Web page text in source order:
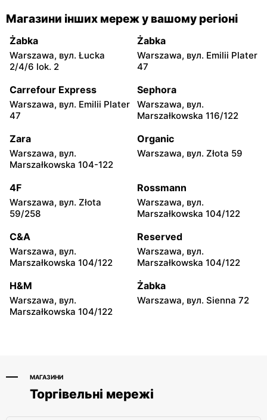
moje sklepy
Gorzyce, вул. Szkolna 44
moje sklepy
Grębów, вул. Wydrza 180
moje sklepy
Jadachy, вул. Jadachy 111
moje sklepy
Jeżowe, вул. Zalesie 77
moje sklepy
Kazimierza Wielka, вул.
Kolejowa 15
moje sklepy
Kamień, вул. Błonie 23
moje sklepy
Górki, вул. Górki 71
moje sklepy
Gumniska, вул. Gumniska
moje sklepy
Iwierzyce, вул. Iwierzyce
152A
moje sklepy
Tczew, вул. Franciszka
Żwirki 61
moje sklepy
Hyżne, вул. Hyżne 100
moje sklepy
Jarosław, вул. Pełkińska
147
moje sklepy
Niebylec, вул. Niebylec 139
moje sklepy
Opole, вул. Grudzicka 45
Магазини інших мереж у вашому регіоні
Żabka
Warszawa, вул. Łucka
2/4/6 lok. 2
Żabka
Warszawa, вул. Emilii Plater
47
Carrefour Express
Warszawa, вул. Emilii Plater
47
Sephora
Warszawa, вул.
Marszałkowska 116/122
Zara
Warszawa, вул.
Marszałkowska 104-122
Organic
Warszawa, вул. Złota 59
4F
Warszawa, вул. Złota
59/258
Rossmann
Warszawa, вул.
Marszałkowska 104/122
C&A
Warszawa, вул.
Marszałkowska 104/122
Reserved
Warszawa, вул.
Marszałkowska 104/122
H&M
Warszawa, вул.
Marszałkowska 104/122
Żabka
Warszawa, вул. Sienna 72
МАГАЗИНИ
Торгівельні мережі